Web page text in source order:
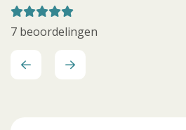
7 beoordelingen